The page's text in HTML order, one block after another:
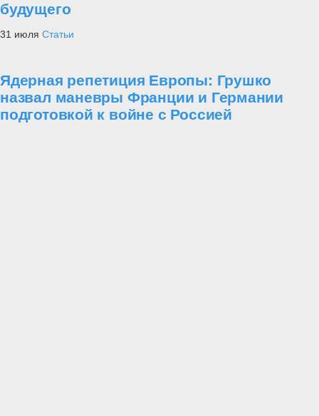
будущего
31 июля Статьи
Ядерная репетиция Европы: Грушко
назвал маневры Франции и Германии
подготовкой к войне с Россией